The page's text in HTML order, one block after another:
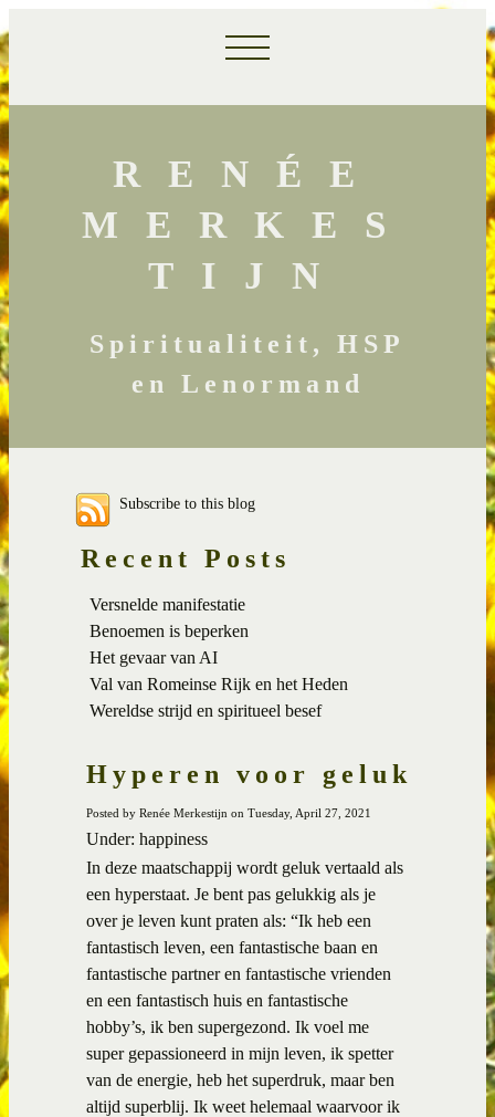
RENÉE
MERKES
TIJN
Spiritualiteit, HSP
en Lenormand
Subscribe to this blog
Recent Posts
Versnelde manifestatie
Benoemen is beperken
Het gevaar van AI
Val van Romeinse Rijk en het Heden
Wereldse strijd en spiritueel besef
Hyperen voor geluk
Posted by Renée Merkestijn on Tuesday, April 27, 2021
Under: happiness
In deze maatschappij wordt geluk vertaald als
een hyperstaat. Je bent pas gelukkig als je
over je leven kunt praten als: “Ik heb een
fantastisch leven, een fantastische baan en
fantastische partner en fantastische vrienden
en een fantastisch huis en fantastische
hobby’s, ik ben supergezond. Ik voel me
super gepassioneerd in mijn leven, ik spetter
van de energie, heb het superdruk, maar ben
altijd superblij. Ik weet helemaal waarvoor ik